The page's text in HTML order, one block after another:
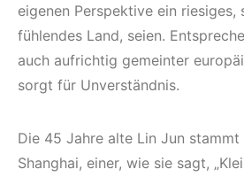
eigenen Perspektive ein riesiges,
fühlendes Land, seien.
auch aufrichtig gemeinter
sorgt für Unverständnis.
Die 45 Jahre alte Lin Jun stammt
Shanghai, einer, wie sie sagt,